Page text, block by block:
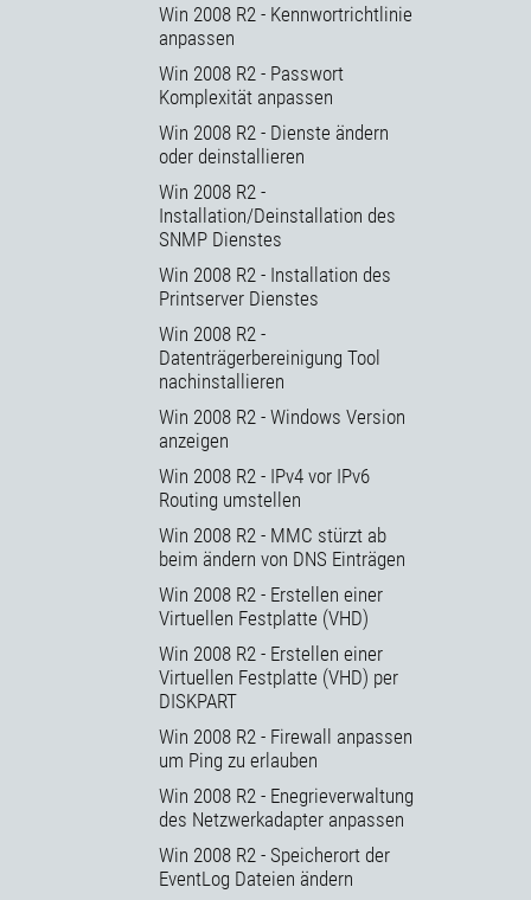
Win 2008 R2 - Kennwortrichtlinie
anpassen
Win 2008 R2 - Passwort
Komplexität anpassen
Win 2008 R2 - Dienste ändern
oder deinstallieren
Win 2008 R2 -
Installation/Deinstallation des
SNMP Dienstes
Win 2008 R2 - Installation des
Printserver Dienstes
Win 2008 R2 -
Datenträgerbereinigung Tool
nachinstallieren
Win 2008 R2 - Windows Version
anzeigen
Win 2008 R2 - IPv4 vor IPv6
Routing umstellen
Win 2008 R2 - MMC stürzt ab
beim ändern von DNS Einträgen
Win 2008 R2 - Erstellen einer
Virtuellen Festplatte (VHD)
Win 2008 R2 - Erstellen einer
Virtuellen Festplatte (VHD) per
DISKPART
Win 2008 R2 - Firewall anpassen
um Ping zu erlauben
Win 2008 R2 - Enegrieverwaltung
des Netzwerkadapter anpassen
Win 2008 R2 - Speicherort der
EventLog Dateien ändern